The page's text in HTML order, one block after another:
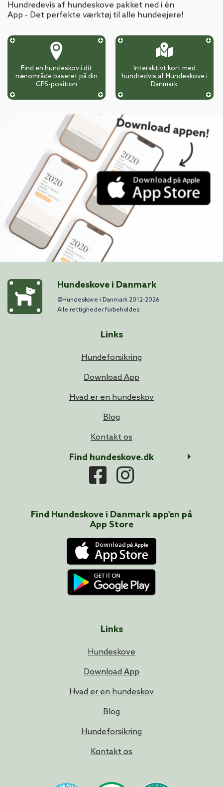
Hundredevis af hundeskove pakket ned i én
App - Det perfekte værktøj til alle hundeejere!
Find en hundeskov i dit
nærområde baseret på din
GPS-position
Interaktivt kort med
hundredvis af Hundeskove i
Danmark
Hundeskove i Danmark
©Hundeskove i Danmark 2012-2026
Alle rettigheder forbeholdes
Links
Hundeskove
Download App
Hvad er en hundeskov
Blog
Hundeforsikring
Kontakt os
Links
Hundeforsikring
Download App
Hvad er en hundeskov
Blog
Kontakt os
Find hundeskove.dk
Find Hundeskove i Danmark app'en på
App Store